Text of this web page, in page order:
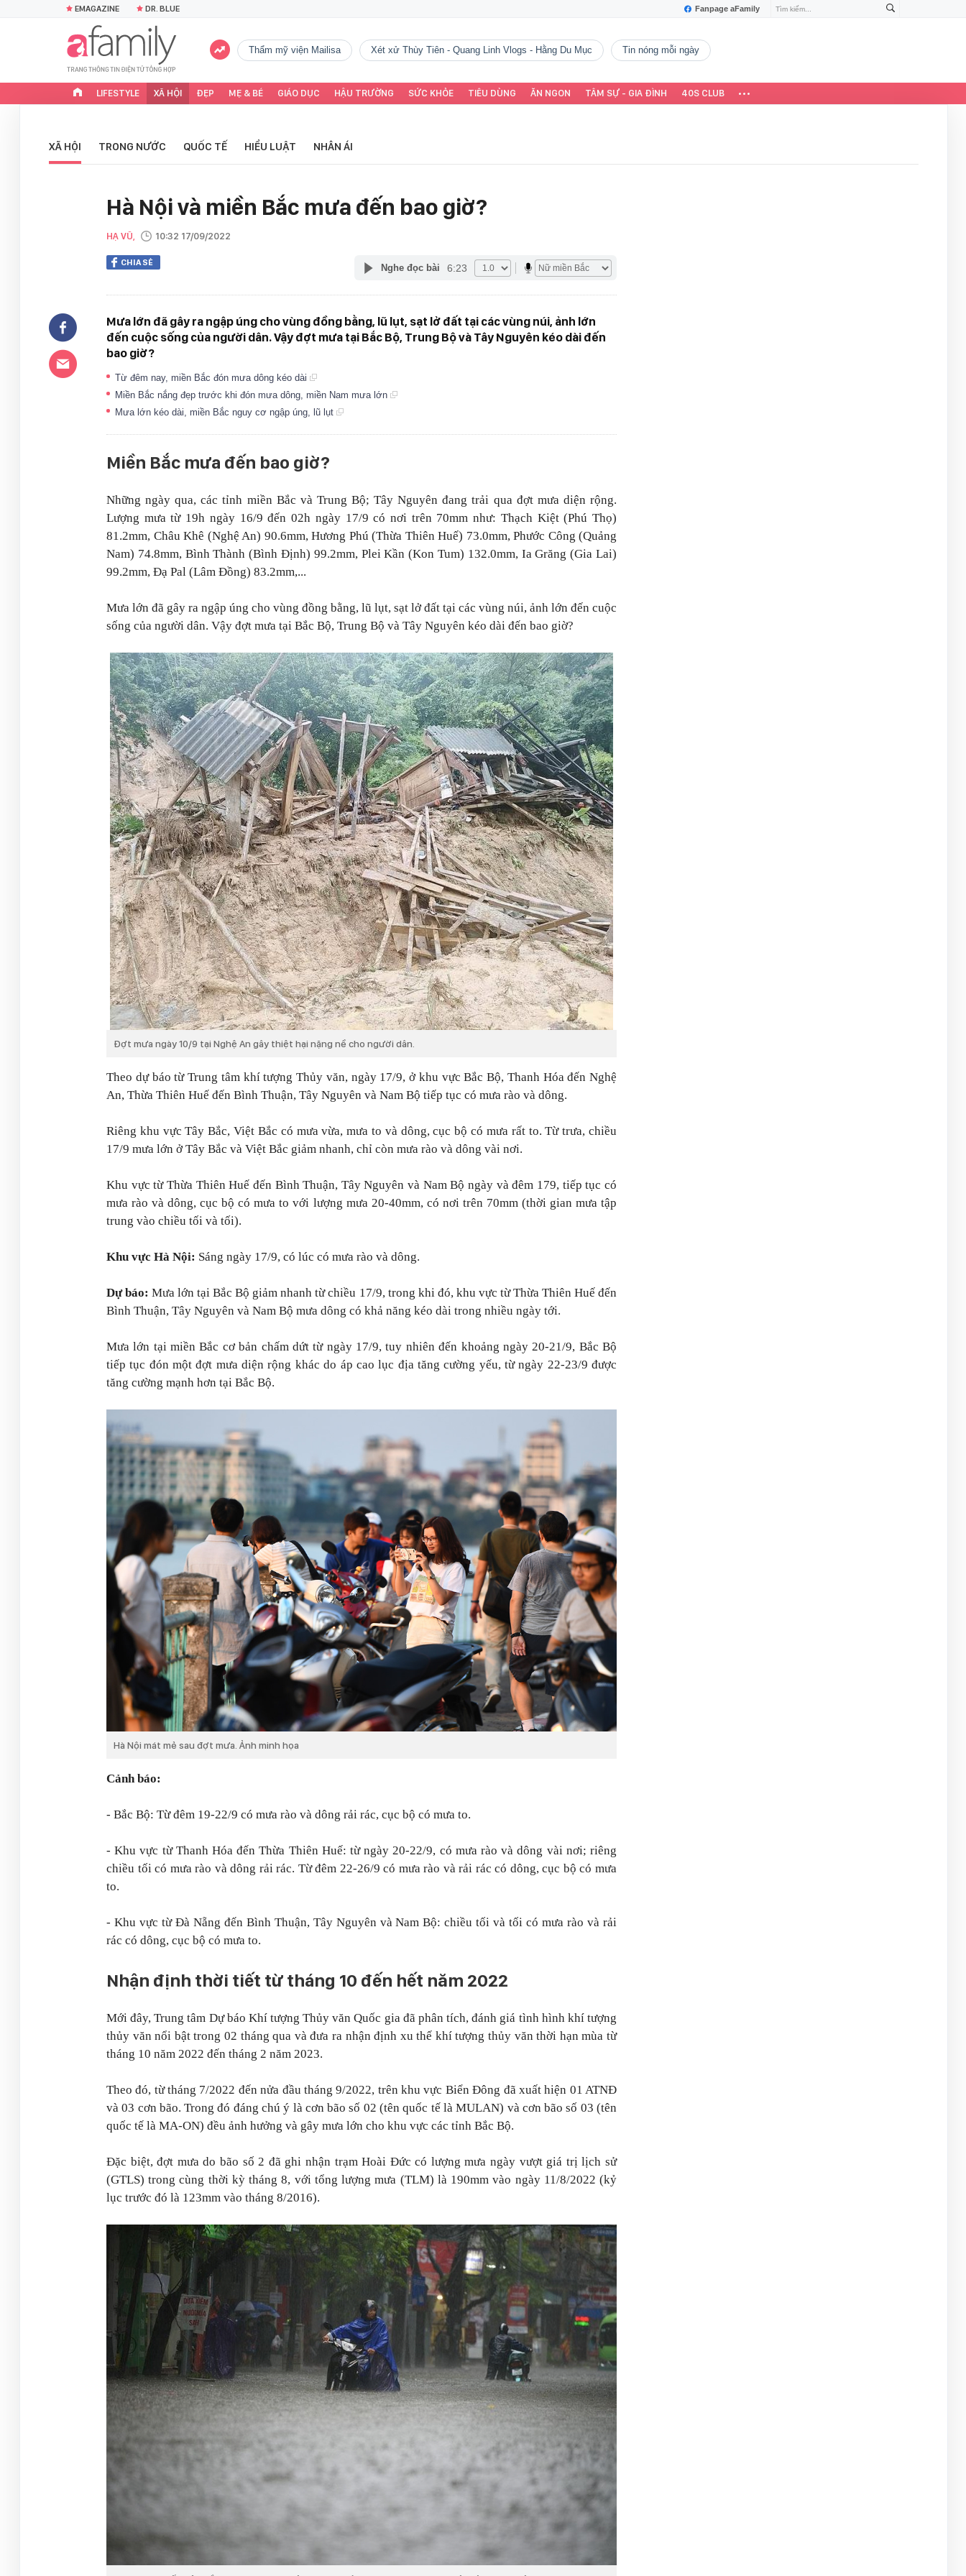
Fanpage aFamily
EMAGAZINE DR. BLUE
Thẩm mỹ viện Mailisa Xét xử Thùy Tiên - Quang Linh Vlogs - Hằng Du Mục tin nóng mỗi ngày
LIFESTYLE XÃ HỘI ĐẸP MẸ & BÉ GIÁO DỤC HẬU TRƯỜNG SỨC KHỎE TIÊU DÙNG ĂN NGON TÂM SỰ - GIA ĐÌNH 40S CLUB
XÃ HỘI TRONG NƯỚC QUỐC TẾ HIỂU LUẬT NHÂN ÁI
Hà Nội và miền Bắc mưa đến bao giờ?
HẠ VŨ, 10:32 17/09/2022
CHIA SẺ Nghe đọc bài 6:23
Mưa lớn đã gây ra ngập úng cho vùng đồng bằng, lũ lụt, sạt lở đất tại các vùng núi, ảnh lớn
đến cuộc sống của người dân. Vậy đợt mưa tại Bắc Bộ, Trung Bộ và Tây Nguyên kéo dài đến
bao giờ?
Từ đêm nay, miền Bắc đón mưa dông kéo dài
Miền Bắc nắng đẹp trước khi đón mưa dông, miền Nam mưa lớn
Mưa lớn kéo dài, miền Bắc nguy cơ ngập úng, lũ lụt
Miền Bắc mưa đến bao giờ?
Những ngày qua, các tỉnh miền Bắc và Trung Bộ; Tây Nguyên đang trải qua đợt mưa diện rộng.
Lượng mưa từ 19h ngày 16/9 đến 02h ngày 17/9 có nơi trên 70mm như: Thạch Kiệt (Phú Thọ)
81.2mm, Châu Khê (Nghệ An) 90.6mm, Hương Phú (Thừa Thiên Huế) 73.0mm, Phước Công (Quảng
Nam) 74.8mm, Bình Thành (Bình Định) 99.2mm, Plei Kần (Kon Tum) 132.0mm, Ia Grăng (Gia Lai)
99.2mm, Đạ Pal (Lâm Đồng) 83.2mm,...
Mưa lớn đã gây ra ngập úng cho vùng đồng bằng, lũ lụt, sạt lở đất tại các vùng núi, ảnh lớn đến cuộc
sống của người dân. Vậy đợt mưa tại Bắc Bộ, Trung Bộ và Tây Nguyên kéo dài đến bao giờ?
Đợt mưa ngày 10/9 tại Nghệ An gây thiệt hại nặng nề cho người dân.
Theo dự báo từ Trung tâm khí tượng Thủy văn, ngày 17/9, ở khu vực Bắc Bộ, Thanh Hóa đến Nghệ
An, Thừa Thiên Huế đến Bình Thuận, Tây Nguyên và Nam Bộ tiếp tục có mưa rào và dông.
Riêng khu vực Tây Bắc, Việt Bắc có mưa vừa, mưa to và dông, cục bộ có mưa rất to. Từ trưa, chiều
17/9 mưa lớn ở Tây Bắc và Việt Bắc giảm nhanh, chỉ còn mưa rào và dông vài nơi.
Khu vực từ Thừa Thiên Huế đến Bình Thuận, Tây Nguyên và Nam Bộ ngày và đêm 179, tiếp tục có
mưa rào và dông, cục bộ có mưa to với lượng mưa 20-40mm, có nơi trên 70mm (thời gian mưa tập
trung vào chiều tối và tối).
Khu vực Hà Nội: Sáng ngày 17/9, có lúc có mưa rào và dông.
Dự báo: Mưa lớn tại Bắc Bộ giảm nhanh từ chiều 17/9, trong khi đó, khu vực từ Thừa Thiên Huế đến
Bình Thuận, Tây Nguyên và Nam Bộ mưa dông có khả năng kéo dài trong nhiều ngày tới.
Mưa lớn tại miền Bắc cơ bản chấm dứt từ ngày 17/9, tuy nhiên đến khoảng ngày 20-21/9, Bắc Bộ
tiếp tục đón một đợt mưa diện rộng khác do áp cao lục địa tăng cường yếu, từ ngày 22-23/9 được
tăng cường mạnh hơn tại Bắc Bộ.
Hà Nội mát mẻ sau đợt mưa. Ảnh minh họa
Cảnh báo:
- Bắc Bộ: Từ đêm 19-22/9 có mưa rào và dông rải rác, cục bộ có mưa to.
- Khu vực từ Thanh Hóa đến Thừa Thiên Huế: từ ngày 20-22/9, có mưa rào và dông vài nơi; riêng
chiều tối có mưa rào và dông rải rác. Từ đêm 22-26/9 có mưa rào và rải rác có dông, cục bộ có mưa
to.
- Khu vực từ Đà Nẵng đến Bình Thuận, Tây Nguyên và Nam Bộ: chiều tối và tối có mưa rào và rải
rác có dông, cục bộ có mưa to.
Nhận định thời tiết từ tháng 10 đến hết năm 2022
Mới đây, Trung tâm Dự báo Khí tượng Thủy văn Quốc gia đã phân tích, đánh giá tình hình khí tượng
thủy văn nổi bật trong 02 tháng qua và đưa ra nhận định xu thế khí tượng thủy văn thời hạn mùa từ
tháng 10 năm 2022 đến tháng 2 năm 2023.
Theo đó, từ tháng 7/2022 đến nửa đầu tháng 9/2022, trên khu vực Biển Đông đã xuất hiện 01 ATNĐ
và 03 cơn bão. Trong đó đáng chú ý là cơn bão số 02 (tên quốc tế là MULAN) và cơn bão số 03 (tên
quốc tế là MA-ON) đều ảnh hưởng và gây mưa lớn cho khu vực các tỉnh Bắc Bộ.
Đặc biệt, đợt mưa do bão số 2 đã ghi nhận trạm Hoài Đức có lượng mưa ngày vượt giá trị lịch sử
(GTLS) trong cùng thời kỳ tháng 8, với tổng lượng mưa (TLM) là 190mm vào ngày 11/8/2022 (kỷ
lục trước đó là 123mm vào tháng 8/2016).